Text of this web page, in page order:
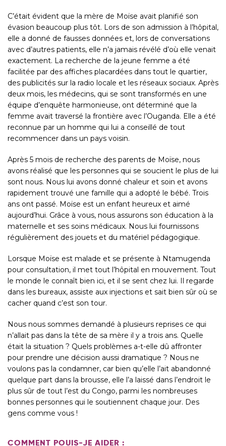
C’était évident que la mère de Moïse avait planifié son
évasion beaucoup plus tôt. Lors de son admission à l’hôpital,
elle a donné de fausses données et, lors de conversations
avec d’autres patients, elle n’a jamais révélé d’où elle venait
exactement. La recherche de la jeune femme a été
facilitée par des affiches placardées dans tout le quartier,
des publicités sur la radio locale et les réseaux sociaux. Après
deux mois, les médecins, qui se sont transformés en une
équipe d’enquête harmonieuse, ont déterminé que la
femme avait traversé la frontière avec l’Ouganda. Elle a été
reconnue par un homme qui lui a conseillé de tout
recommencer dans un pays voisin.
Après 5 mois de recherche des parents de Moïse, nous
avons réalisé que les personnes qui se soucient le plus de lui
sont nous. Nous lui avons donné chaleur et soin et avons
rapidement trouvé une famille qui a adopté le bébé. Trois
ans ont passé. Moïse est un enfant heureux et aimé
aujourd’hui. Grâce à vous, nous assurons son éducation à la
maternelle et ses soins médicaux. Nous lui fournissons
régulièrement des jouets et du matériel pédagogique.
Lorsque Moïse est malade et se présente à Ntamugenda
pour consultation, il met tout l’hôpital en mouvement. Tout
le monde le connaît bien ici, et il se sent chez lui. Il regarde
dans les bureaux, assiste aux injections et sait bien sûr où se
cacher quand c’est son tour.
Nous nous sommes demandé à plusieurs reprises ce qui
n’allait pas dans la tête de sa mère il y a trois ans. Quelle
était la situation ? Quels problèmes a-t-elle dû affronter
pour prendre une décision aussi dramatique ? Nous ne
voulons pas la condamner, car bien qu’elle l’ait abandonné
quelque part dans la brousse, elle l’a laissé dans l’endroit le
plus sûr de tout l’est du Congo, parmi les nombreuses
bonnes personnes qui le soutiennent chaque jour. Des
gens comme vous !
COMMENT POUIS-JE AIDER :